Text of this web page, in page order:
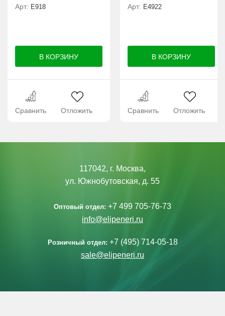
Арт: E918
Сравнить Отложить
Арт: Е4922
Сравнить Отложить
117042, г. Москва,
ул. Южнобутовская, д. 55
Оптовый отдел: +7 499 705-76-73
info@elipeneri.ru
Розничный отдел: +7 (495) 714-05-18
sale@elipeneri.ru